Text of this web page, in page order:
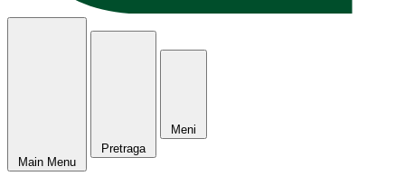
Main Menu
Pretraga
Meni